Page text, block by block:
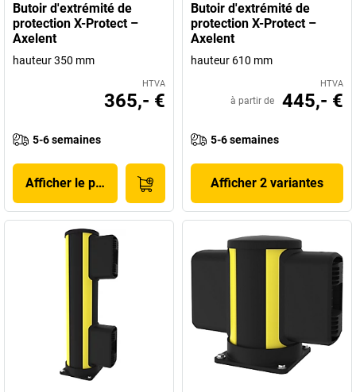
Butoir d'extrémité de
protection X-Protect –
Axelent
hauteur 350 mm
HTVA
365,- €
5-6 semaines
Afficher le produit
Butoir d'extrémité de
protection X-Protect –
Axelent
hauteur 610 mm
HTVA
à partir de 445,- €
5-6 semaines
Afficher 2 variantes